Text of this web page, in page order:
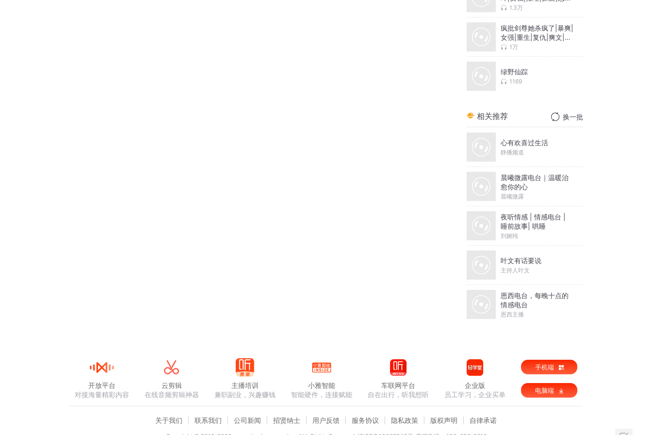
疑|多播
1.3万
疯批剑尊她杀疯了|暴爽|
女强|重生|复仇|爽文|修
仙|1v1|多播
1万
绿野仙踪
1169
相关推荐 换一批
心有欢喜过生活
静播频道
晨曦微露电台｜温暖治
愈你的心
晨曦微露
夜听情感 | 情感电台 |
睡前故事| 哄睡
刘婉纯
叶文有话要说
主持人叶文
恩西电台，每晚十点的
情感电台
恩西主播
开放平台
对接海量精彩内容
云剪辑
在线音频剪辑神器
主播培训
兼职副业，兴趣赚钱
小雅智能
智能硬件，连接赋能
车联网平台
自在出行，听我想听
企业版
员工学习，企业买单
手机端
电脑端
关于我们 联系我们 公司新闻 招贤纳士 用户反馈 服务协议 隐私政策 版权声明 自律承诺